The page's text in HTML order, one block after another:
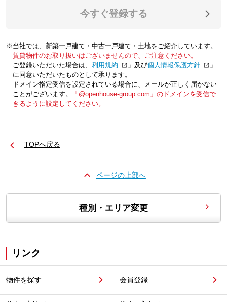
今すぐ登録する
※当社では、新築一戸建て・中古一戸建て・土地をご紹介しています。
賃貸物件のお取り扱いはございませんので、ご注意ください。
ご登録いただいた場合は、「利用規約 」及び「個人情報保護方針
」
に同意いただいたものとして承ります。
ドメイン指定受信を設定されている場合に、メールが正しく届かない
ことがございます。
「@openhouse-group.com」のドメインを受信で
きるように設定してください。
TOPへ戻る
ページの上部へ
種別・エリア変更
リンク
物件を探す 会員登録